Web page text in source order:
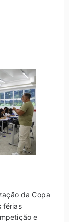
da Copa
férias
e